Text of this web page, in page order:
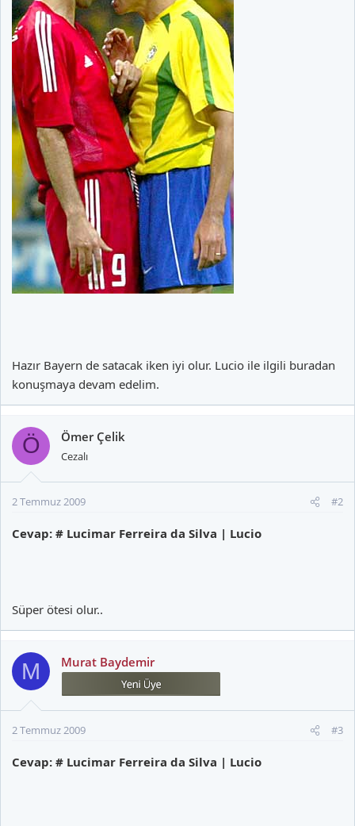
Hazır Bayern de satacak iken iyi olur. Lucio ile ilgili buradan
konuşmaya devam edelim.
Ö Ömer Çelik
Cezalı
2 Temmuz 2009 #2
Cevap: # Lucimar Ferreira da Silva | Lucio
Süper ötesi olur..
M Murat Baydemir
2 Temmuz 2009 #3
Cevap: # Lucimar Ferreira da Silva | Lucio